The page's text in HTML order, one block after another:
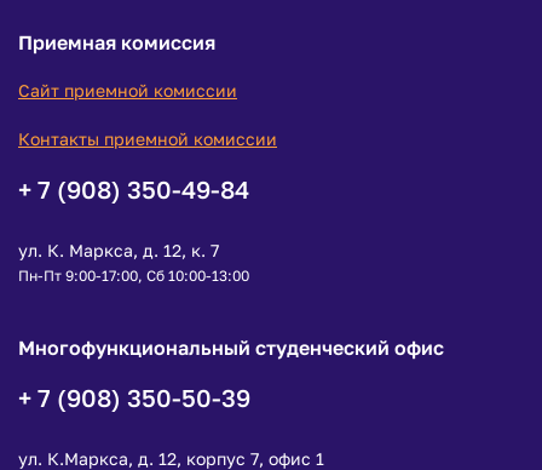
Приемная комиссия
Сайт приемной комиссии
Контакты приемной комиссии
+ 7 (908) 350-49-84
ул. К. Маркса, д. 12, к. 7
Пн-Пт 9:00-17:00, Сб 10:00-13:00
Многофункциональный студенческий офис
+ 7 (908) 350-50-39
ул. К.Маркса, д. 12, корпус 7, офис 1